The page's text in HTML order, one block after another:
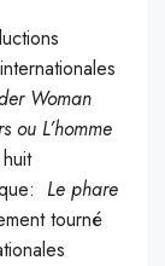
Woman
ou L’homme
Le phare
tourné